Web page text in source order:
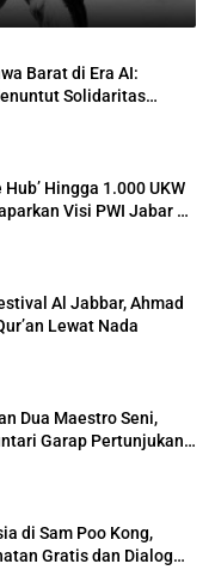
Barat di Era AI:
Solidaritas
Hingga 1.000 UKW
Visi PWI Jabar di
Al Jabbar, Ahmad
Lewat Nada
Dua Maestro Seni,
Garap Pertunjukan
di Sam Poo Kong,
Gratis dan Dialog